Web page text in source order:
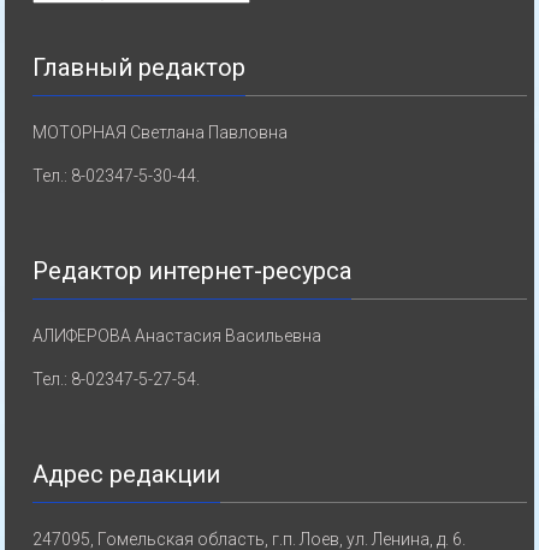
Главный редактор
МОТОРНАЯ Светлана Павловна
Тел.: 8-02347-5-30-44.
Редактор интернет-ресурса
АЛИФЕРОВА Анастасия Васильевна
Тел.: 8-02347-5-27-54.
Адрес редакции
247095, Гомельская область, г.п. Лоев, ул. Ленина, д. 6.